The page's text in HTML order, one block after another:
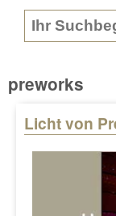
Search
preworks
Licht von
Pages